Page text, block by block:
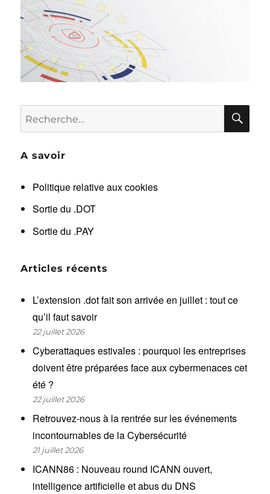
Recherche
pour :
A savoir
Politique relative aux cookies
Sortie du .DOT
Sortie du .PAY
Articles récents
L’extension .dot fait son arrivée en juillet : tout ce
qu’il faut savoir
22 juillet 2026
Cyberattaques estivales : pourquoi les entreprises
doivent être préparées face aux cybermenaces cet
été ?
22 juillet 2026
Retrouvez-nous à la rentrée sur les événements
incontournables de la Cybersécurité
21 juillet 2026
ICANN86 : Nouveau round ICANN ouvert,
intelligence artificielle et abus du DNS